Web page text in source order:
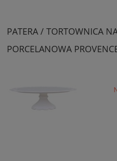
PATERA / TORTOWNICA
PORCELANOWA